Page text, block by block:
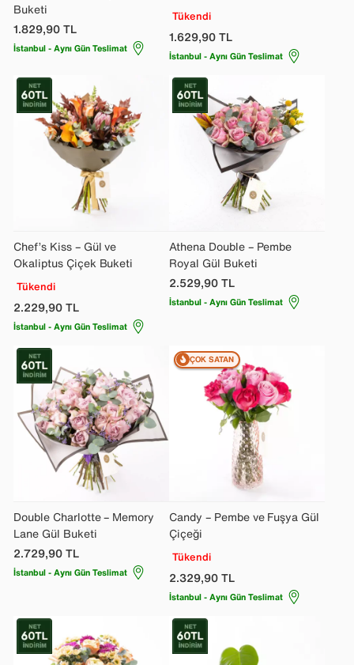
Buketi
1.829,90TL
İstanbul - Aynı Gün Teslimat
Tükendi
1.629,90TL
İstanbul - Aynı Gün Teslimat
Chef’s Kiss – Gül ve
Okaliptus Çiçek Buketi
Tükendi
2.229,90TL
İstanbul - Aynı Gün Teslimat
Athena Double – Pembe
Royal Gül Buketi
2.529,90TL
İstanbul - Aynı Gün Teslimat
Double Charlotte – Memory
Lane Gül Buketi
2.729,90TL
İstanbul - Aynı Gün Teslimat
Candy – Pembe ve Fuşya Gül
Çiçeği
Tükendi
2.329,90TL
ÇOK SATAN
İstanbul - Aynı Gün Teslimat